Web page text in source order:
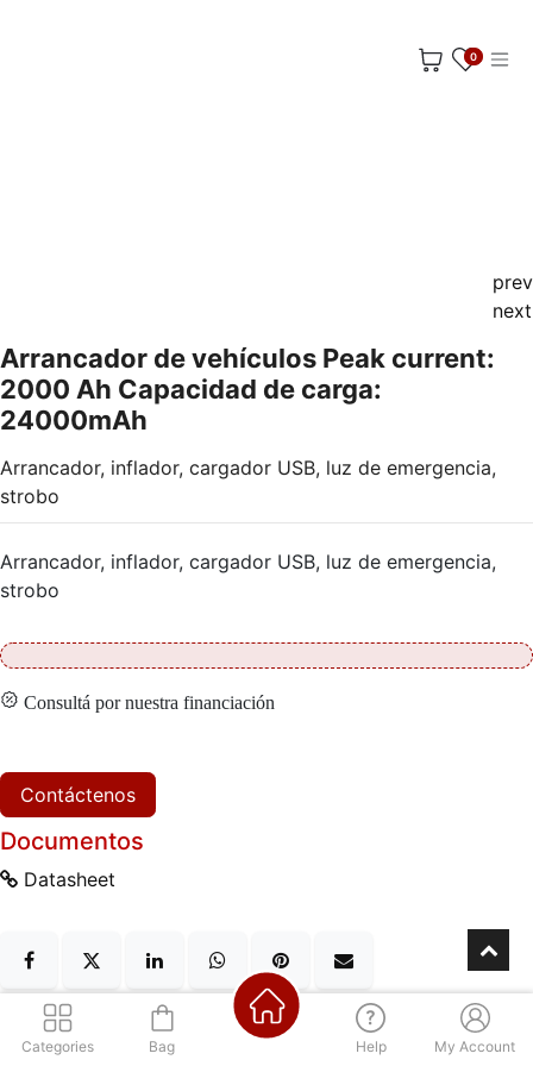
0
prev
next
Arrancador de vehículos Peak current:
2000 Ah Capacidad de carga:
24000mAh
Arrancador, inflador, cargador USB, luz de emergencia,
strobo
Arrancador, inflador, cargador USB, luz de emergencia,
strobo
Consultá por nuestra financiación
Contáctenos
Documentos
Datasheet
Descripción
Categories Bag Help My Account